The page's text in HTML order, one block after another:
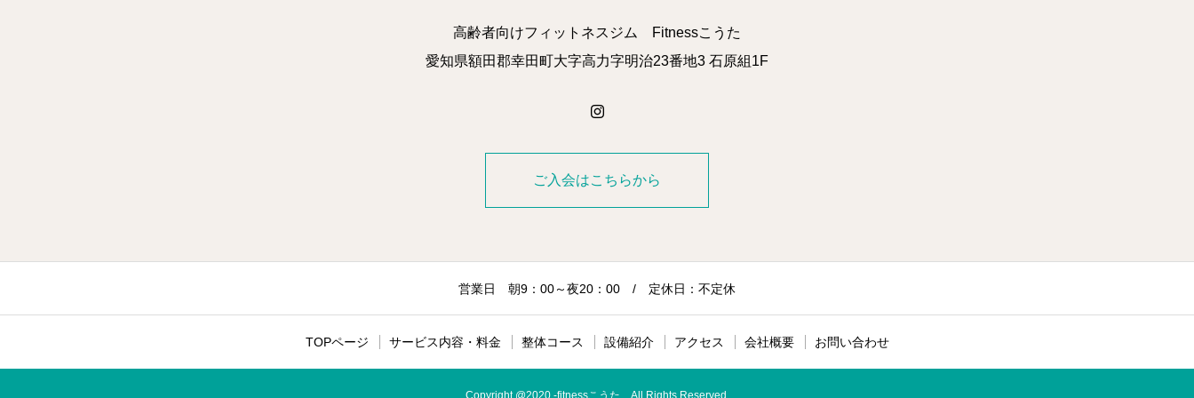
高齢者向けフィットネスジム Fitnessこうた
愛知県額田郡幸田町大字高力字明治23番地3 石原組1F
ご入会はこちらから
営業日 朝9：00～夜20：00 / 定休日：不定休
TOPページ サービス内容・料金 整体コース 設備紹介 アクセス 会社概要 お問い合わせ
Copyright @2020 -fitnessこうた All Rights Reserved.